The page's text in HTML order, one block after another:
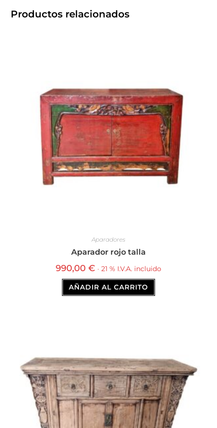
Productos relacionados
Aparadores
Aparador rojo talla
990,00 € · 21 % I.V.A. incluido
AÑADIR AL CARRITO